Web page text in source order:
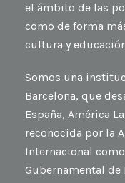
el ámbito de las
como de forma
cultura y
Somos una
Barcelona, que
España, América
reconocida por la
Internacional
Gubernamental de